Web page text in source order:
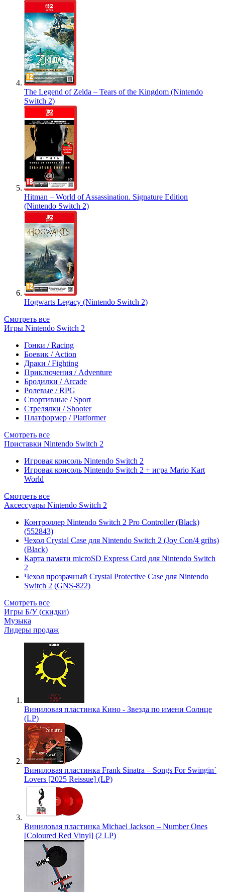
The Legend of Zelda – Tears of the Kingdom (Nintendo
Switch 2)
Hitman – World of Assassination. Signature Edition
(Nintendo Switch 2)
Hogwarts Legacy (Nintendo Switch 2)
Смотреть все
Игры Nintendo Switch 2
Гонки / Racing
Боевик / Action
Драки / Fighting
Приключения / Adventure
Бродилки / Arcade
Ролевые / RPG
Спортивные / Sport
Стрелялки / Shooter
Платформер / Platformer
Смотреть все
Приставки Nintendo Switch 2
Игровая консоль Nintendo Switch 2
Игровая консоль Nintendo Switch 2 + игра Mario Kart
World
Смотреть все
Аксессуары Nintendo Switch 2
Контроллер Nintendo Switch 2 Pro Controller (Black)
(552843)
Чехол Сrystal Сase для Nintendo Switch 2 (Joy Con/4 gribs)
(Black)
Карта памяти microSD Express Card для Nintendo Switch
2
Чехол прозрачный Crystal Protective Case для Nintendo
Switch 2 (GNS-822)
Смотреть все
Игры Б/У (скидки)
Музыка
Лидеры продаж
Виниловая пластинка Кино - Звезда по имени Солнце
(LP)
Виниловая пластинка Frank Sinatra – Songs For Swingin`
Lovers [2025 Reissue] (LP)
Виниловая пластинка Michael Jackson – Number Ones
[Coloured Red Vinyl] (2 LP)